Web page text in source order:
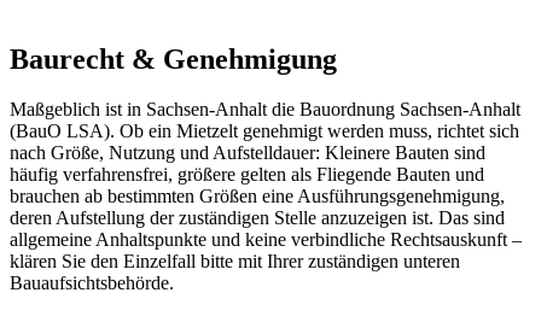
Baurecht & Genehmigung
Maßgeblich ist in Sachsen-Anhalt die Bauordnung Sachsen-Anhalt
(BauO LSA). Ob ein Mietzelt genehmigt werden muss, richtet sich
nach Größe, Nutzung und Aufstelldauer: Kleinere Bauten sind
häufig verfahrensfrei, größere gelten als Fliegende Bauten und
brauchen ab bestimmten Größen eine Ausführungsgenehmigung,
deren Aufstellung der zuständigen Stelle anzuzeigen ist. Das sind
allgemeine Anhaltspunkte und keine verbindliche Rechtsauskunft –
klären Sie den Einzelfall bitte mit Ihrer zuständigen unteren
Bauaufsichtsbehörde.